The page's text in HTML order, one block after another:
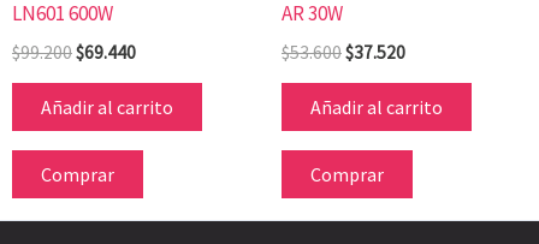
LN601 600W
$99.200$69.440
Añadir al carrito
Comprar
AR 30W
$53.600$37.520
Añadir al carrito
Comprar